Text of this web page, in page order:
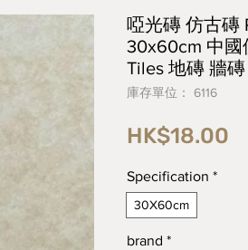
啞光磚 仿古磚
30x60cm 中國
Tiles 地磚 牆磚
庫存單位： 6116
HK$18.00
Specification *
30X60cm
brand *